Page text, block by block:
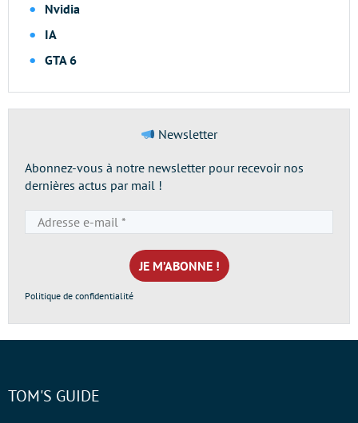
Nvidia
IA
GTA 6
Newsletter
Abonnez-vous à notre newsletter pour recevoir nos
dernières actus par mail !
e-
mail
*
Politique de confidentialité
TOM'S GUIDE